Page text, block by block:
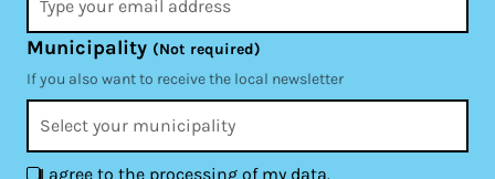
Municipality (Not required)
If you also want to receive the local newsletter
I agree to the processing of my data.